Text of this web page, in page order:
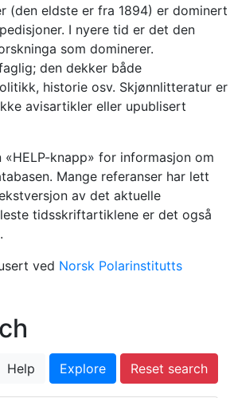
(den eldste er fra 1894) er dominert
I nyere tid er det den
som dominerer.
den dekker både
historie osv. Skjønnlitteratur er
avisartikler eller upublisert
knapp» for informasjon om
Mange referanser har lett
av det aktuelle
tidsskriftartiklene er det også
ved Norsk Polarinstitutts
Help Explore Reset search